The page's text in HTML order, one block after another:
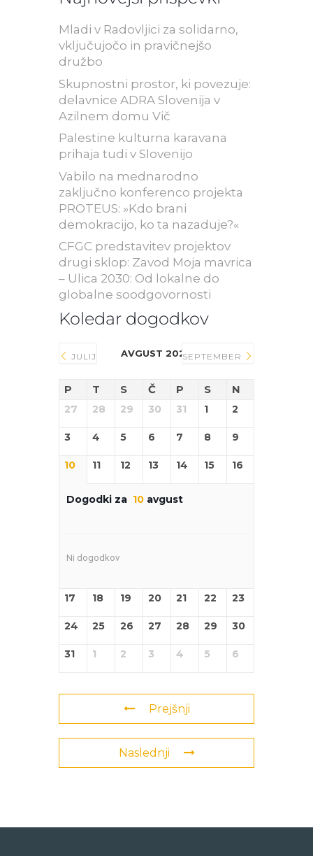
Mladi v Radovljici za solidarno,
vključujočo in pravičnejšo
družbo
Skupnostni prostor, ki povezuje:
delavnice ADRA Slovenija v
Azilnem domu Vič
Palestine kulturna karavana
prihaja tudi v Slovenijo
Vabilo na mednarodno
zaključno konferenco projekta
PROTEUS: »Kdo brani
demokracijo, ko ta nazaduje?«
CFGC predstavitev projektov
drugi sklop: Zavod Moja mavrica
– Ulica 2030: Od lokalne do
globalne soodgovornosti
Koledar dogodkov
JULIJ AVGUST 2026SEPTEMBER
P T S Č P S N
27 28 29 30 31 1 2
3 4 5 6 7 8 9
10 11 12 13 14 15 16
Dogodki za 10 avgust
Ni dogodkov
17 18 19 20 21 22 23
24 25 26 27 28 29 30
31 1 2 3 4 5 6
Prejšnji
Naslednji